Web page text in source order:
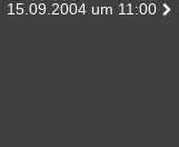
Mystery Kriminalfälle
15.09.2004 um 11:00